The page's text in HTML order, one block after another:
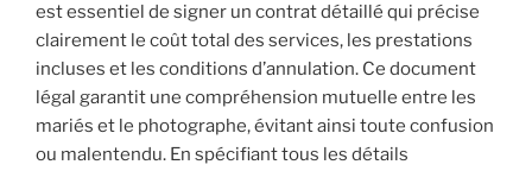
est essentiel de signer un contrat détaillé qui précise
clairement le coût total des services, les prestations
incluses et les conditions d’annulation. Ce document
légal garantit une compréhension mutuelle entre les
mariés et le photographe, évitant ainsi toute confusion
ou malentendu. En spécifiant tous les détails